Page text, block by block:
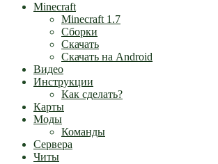
Minecraft
Minecraft 1.7
Сборки
Скачать
Скачать на Android
Видео
Инструкции
Как сделать?
Карты
Моды
Команды
Сервера
Читы